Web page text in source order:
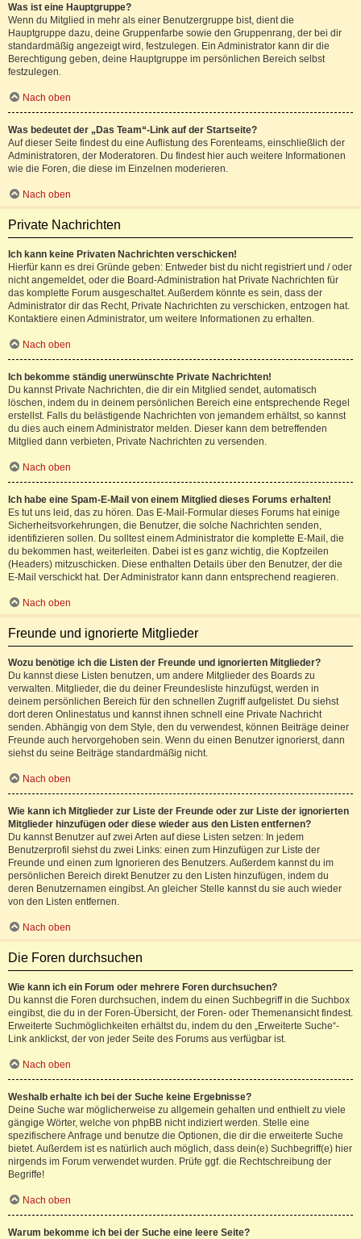
Was ist eine Hauptgruppe?
Wenn du Mitglied in mehr als einer Benutzergruppe bist, dient die
Hauptgruppe dazu, deine Gruppenfarbe sowie den Gruppenrang, der bei dir
standardmäßig angezeigt wird, festzulegen. Ein Administrator kann dir die
Berechtigung geben, deine Hauptgruppe im persönlichen Bereich selbst
festzulegen.
Nach oben
Was bedeutet der „Das Team“-Link auf der Startseite?
Auf dieser Seite findest du eine Auflistung des Forenteams, einschließlich der
Administratoren, der Moderatoren. Du findest hier auch weitere Informationen
wie die Foren, die diese im Einzelnen moderieren.
Nach oben
Private Nachrichten
Ich kann keine Privaten Nachrichten verschicken!
Hierfür kann es drei Gründe geben: Entweder bist du nicht registriert und / oder
nicht angemeldet, oder die Board-Administration hat Private Nachrichten für
das komplette Forum ausgeschaltet. Außerdem könnte es sein, dass der
Administrator dir das Recht, Private Nachrichten zu verschicken, entzogen hat.
Kontaktiere einen Administrator, um weitere Informationen zu erhalten.
Nach oben
Ich bekomme ständig unerwünschte Private Nachrichten!
Du kannst Private Nachrichten, die dir ein Mitglied sendet, automatisch
löschen, indem du in deinem persönlichen Bereich eine entsprechende Regel
erstellst. Falls du belästigende Nachrichten von jemandem erhältst, so kannst
du dies auch einem Administrator melden. Dieser kann dem betreffenden
Mitglied dann verbieten, Private Nachrichten zu versenden.
Nach oben
Ich habe eine Spam-E-Mail von einem Mitglied dieses Forums erhalten!
Es tut uns leid, das zu hören. Das E-Mail-Formular dieses Forums hat einige
Sicherheitsvorkehrungen, die Benutzer, die solche Nachrichten senden,
identifizieren sollen. Du solltest einem Administrator die komplette E-Mail, die
du bekommen hast, weiterleiten. Dabei ist es ganz wichtig, die Kopfzeilen
(Headers) mitzuschicken. Diese enthalten Details über den Benutzer, der die
E-Mail verschickt hat. Der Administrator kann dann entsprechend reagieren.
Nach oben
Freunde und ignorierte Mitglieder
Wozu benötige ich die Listen der Freunde und ignorierten Mitglieder?
Du kannst diese Listen benutzen, um andere Mitglieder des Boards zu
verwalten. Mitglieder, die du deiner Freundesliste hinzufügst, werden in
deinem persönlichen Bereich für den schnellen Zugriff aufgelistet. Du siehst
dort deren Onlinestatus und kannst ihnen schnell eine Private Nachricht
senden. Abhängig von dem Style, den du verwendest, können Beiträge deiner
Freunde auch hervorgehoben sein. Wenn du einen Benutzer ignorierst, dann
siehst du seine Beiträge standardmäßig nicht.
Nach oben
Wie kann ich Mitglieder zur Liste der Freunde oder zur Liste der ignorierten
Mitglieder hinzufügen oder diese wieder aus den Listen entfernen?
Du kannst Benutzer auf zwei Arten auf diese Listen setzen: In jedem
Benutzerprofil siehst du zwei Links: einen zum Hinzufügen zur Liste der
Freunde und einen zum Ignorieren des Benutzers. Außerdem kannst du im
persönlichen Bereich direkt Benutzer zu den Listen hinzufügen, indem du
deren Benutzernamen eingibst. An gleicher Stelle kannst du sie auch wieder
von den Listen entfernen.
Nach oben
Die Foren durchsuchen
Wie kann ich ein Forum oder mehrere Foren durchsuchen?
Du kannst die Foren durchsuchen, indem du einen Suchbegriff in die Suchbox
eingibst, die du in der Foren-Übersicht, der Foren- oder Themenansicht findest.
Erweiterte Suchmöglichkeiten erhältst du, indem du den „Erweiterte Suche“-
Link anklickst, der von jeder Seite des Forums aus verfügbar ist.
Nach oben
Weshalb erhalte ich bei der Suche keine Ergebnisse?
Deine Suche war möglicherweise zu allgemein gehalten und enthielt zu viele
gängige Wörter, welche von phpBB nicht indiziert werden. Stelle eine
spezifischere Anfrage und benutze die Optionen, die dir die erweiterte Suche
bietet. Außerdem ist es natürlich auch möglich, dass dein(e) Suchbegriff(e) hier
nirgends im Forum verwendet wurden. Prüfe ggf. die Rechtschreibung der
Begriffe!
Nach oben
Warum bekomme ich bei der Suche eine leere Seite?